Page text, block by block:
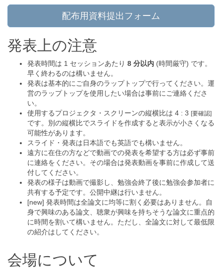
配布用資料提出フォーム
発表上の注意
発表時間は 1 セッションあたり 8 分以内 (時間厳守) です。
早く終わるのは構いません。
発表は基本的にご自身のラップトップで行ってください。運
営のラップトップを使用したい場合は事前にご連絡くださ
い。
使用するプロジェクタ・スクリーンの縦横比は 4 : 3 [要確認]
です。別の縦横比でスライドを作成すると表示が小さくなる
可能性があります。
スライド・発表は日本語でも英語でも構いません。
遠方に在住の方などで動画での発表を希望する方は必ず事前
に連絡をください。その場合は発表動画を事前に作成して送
付してください。
発表の様子は動画で撮影し、勉強会終了後に勉強会参加者に
共有する予定です。公開中継は行いません。
[new] 発表時間は全論文に均等に割く必要はありません。自
身で興味のある論文、聴衆が興味を持ちそうな論文に重点的
に時間を割いて構いません。ただし、全論文に対して最低限
の紹介はしてください。
会場について